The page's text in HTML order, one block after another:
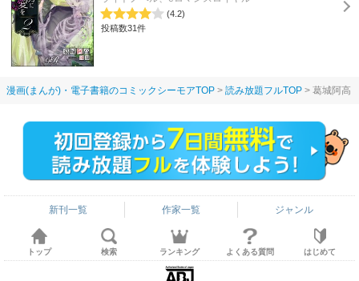
(4.2)
投稿数31件
漫画(まんが)・電子書籍のコミックシーモアTOP 読み放題フルTOP 葛城阿高
新刊一覧 作家一覧 ジャンル
トップ 検索 ランキング よくある質問 はじめて